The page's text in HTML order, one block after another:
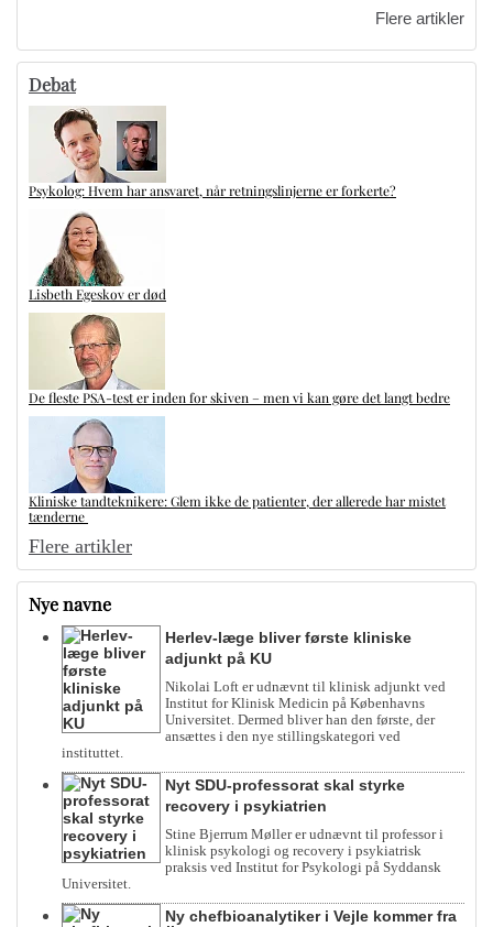
Flere artikler
Debat
Psykolog: Hvem har ansvaret, når retningslinjerne er forkerte?
Lisbeth Egeskov er død
De fleste PSA-test er inden for skiven – men vi kan gøre det langt bedre
Kliniske tandteknikere: Glem ikke de patienter, der allerede har mistet
tænderne
Flere artikler
Nye navne
Herlev-læge bliver første kliniske
adjunkt på KU
Nikolai Loft er udnævnt til klinisk adjunkt ved
Institut for Klinisk Medicin på Københavns
Universitet. Dermed bliver han den første, der
ansættes i den nye stillingskategori ved
instituttet.
Nyt SDU-professorat skal styrke
recovery i psykiatrien
Stine Bjerrum Møller er udnævnt til professor i
klinisk psykologi og recovery i psykiatrisk
praksis ved Institut for Psykologi på Syddansk
Universitet.
Ny chefbioanalytiker i Vejle kommer fra